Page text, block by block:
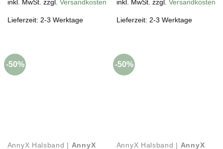
Produkt
mehrere
Die
Optionen
können
inkl. MwSt. zzgl. Versandkosten
Lieferzeit: 2-3 Werktage
Produkt
mehrere
Die
Optionen
können
inkl. MwSt. zzgl. Versandkosten
Lieferzeit: 2-3 Werktage
-50%
AnnyX Halsband | AnnyX
-50%
AnnyX Halsband | AnnyX